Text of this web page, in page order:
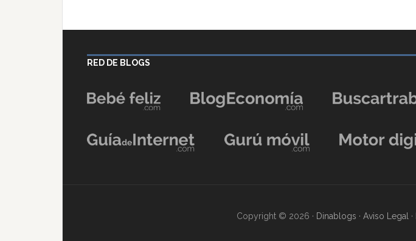
RED DE BLOGS
Copyright © 2026 · Dinablogs · Aviso Legal ·